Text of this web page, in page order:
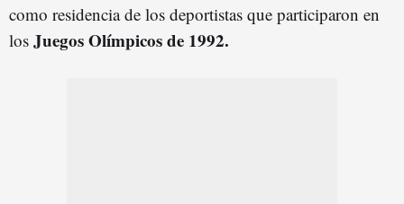
como residencia de los deportistas que participaron en
los Juegos Olímpicos de 1992.